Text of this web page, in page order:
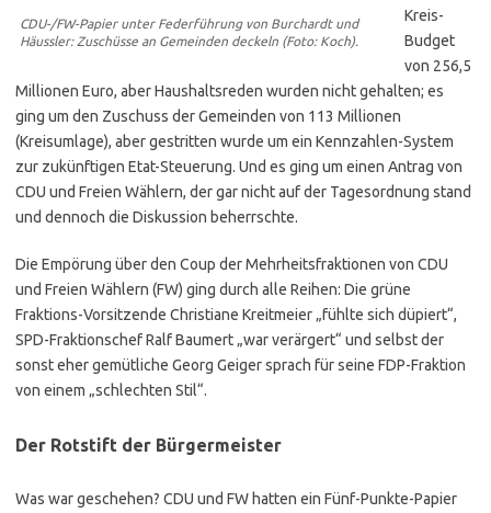
CDU-/FW-Papier unter Federführung von Burchardt und
Häussler: Zuschüsse an Gemeinden deckeln (Foto: Koch).
Kreis-
Budget
von 256,5
Millionen Euro, aber Haushaltsreden wurden nicht gehalten; es
ging um den Zuschuss der Gemeinden von 113 Millionen
(Kreisumlage), aber gestritten wurde um ein Kennzahlen-System
zur zukünftigen Etat-Steuerung. Und es ging um einen Antrag von
CDU und Freien Wählern, der gar nicht auf der Tagesordnung stand
und dennoch die Diskussion beherrschte.
Die Empörung über den Coup der Mehrheitsfraktionen von CDU
und Freien Wählern (FW) ging durch alle Reihen: Die grüne
Fraktions-Vorsitzende Christiane Kreitmeier „fühlte sich düpiert“,
SPD-Fraktionschef Ralf Baumert „war verärgert“ und selbst der
sonst eher gemütliche Georg Geiger sprach für seine FDP-Fraktion
von einem „schlechten Stil“.
Der Rotstift der Bürgermeister
Was war geschehen? CDU und FW hatten ein Fünf-Punkte-Papier